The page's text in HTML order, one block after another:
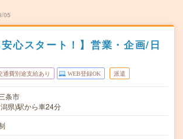
05
安心スタート！】営業・企画/日
通費別途支給あり WEB登録OK 派遣
条市
県)駅から車24分